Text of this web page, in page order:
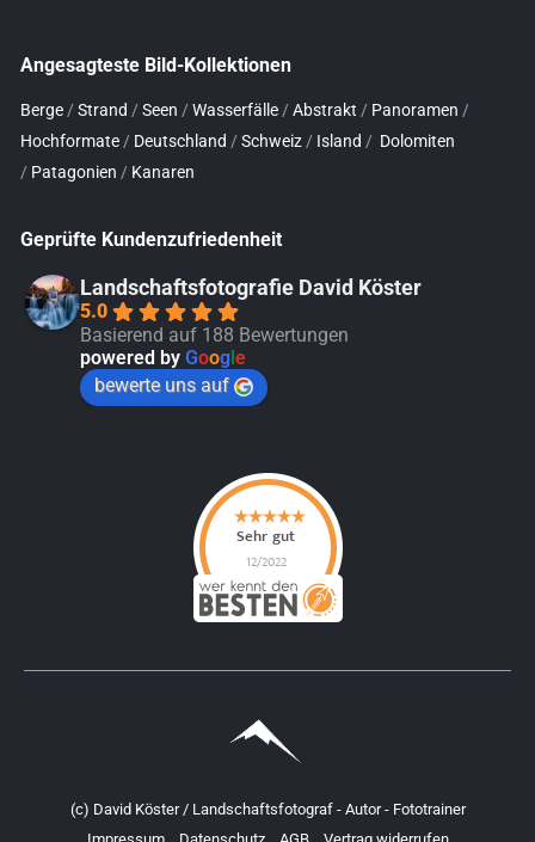
Angesagteste Bild-Kollektionen
Berge / Strand / Seen / Wasserfälle / Abstrakt / Panoramen /
Hochformate / Deutschland / Schweiz / Island / Dolomiten
/ Patagonien / Kanaren
Geprüfte Kundenzufriedenheit
Landschaftsfotografie David Köster
5.0
Basierend auf 188 Bewertungen
powered by Google
bewerte uns auf
(c) David Köster / Landschaftsfotograf - Autor - Fototrainer